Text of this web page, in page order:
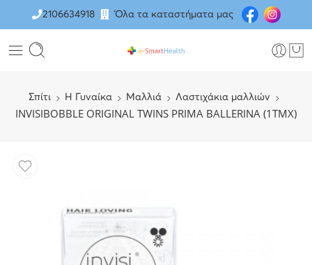
2106634918 Όλα τα καταστήματα μας
Σπίτι H Γυναίκα Μαλλιά Λαστιχάκια μαλλιών
INVISIBOBBLE ORIGINAL TWINS PRIMA BALLERINA (1ΤΜΧ)